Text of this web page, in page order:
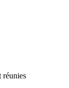
réunies